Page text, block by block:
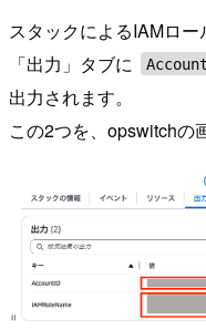
スタックによるIAMロ
「出力」タブに
出力されます。
この2つを、opswitchの